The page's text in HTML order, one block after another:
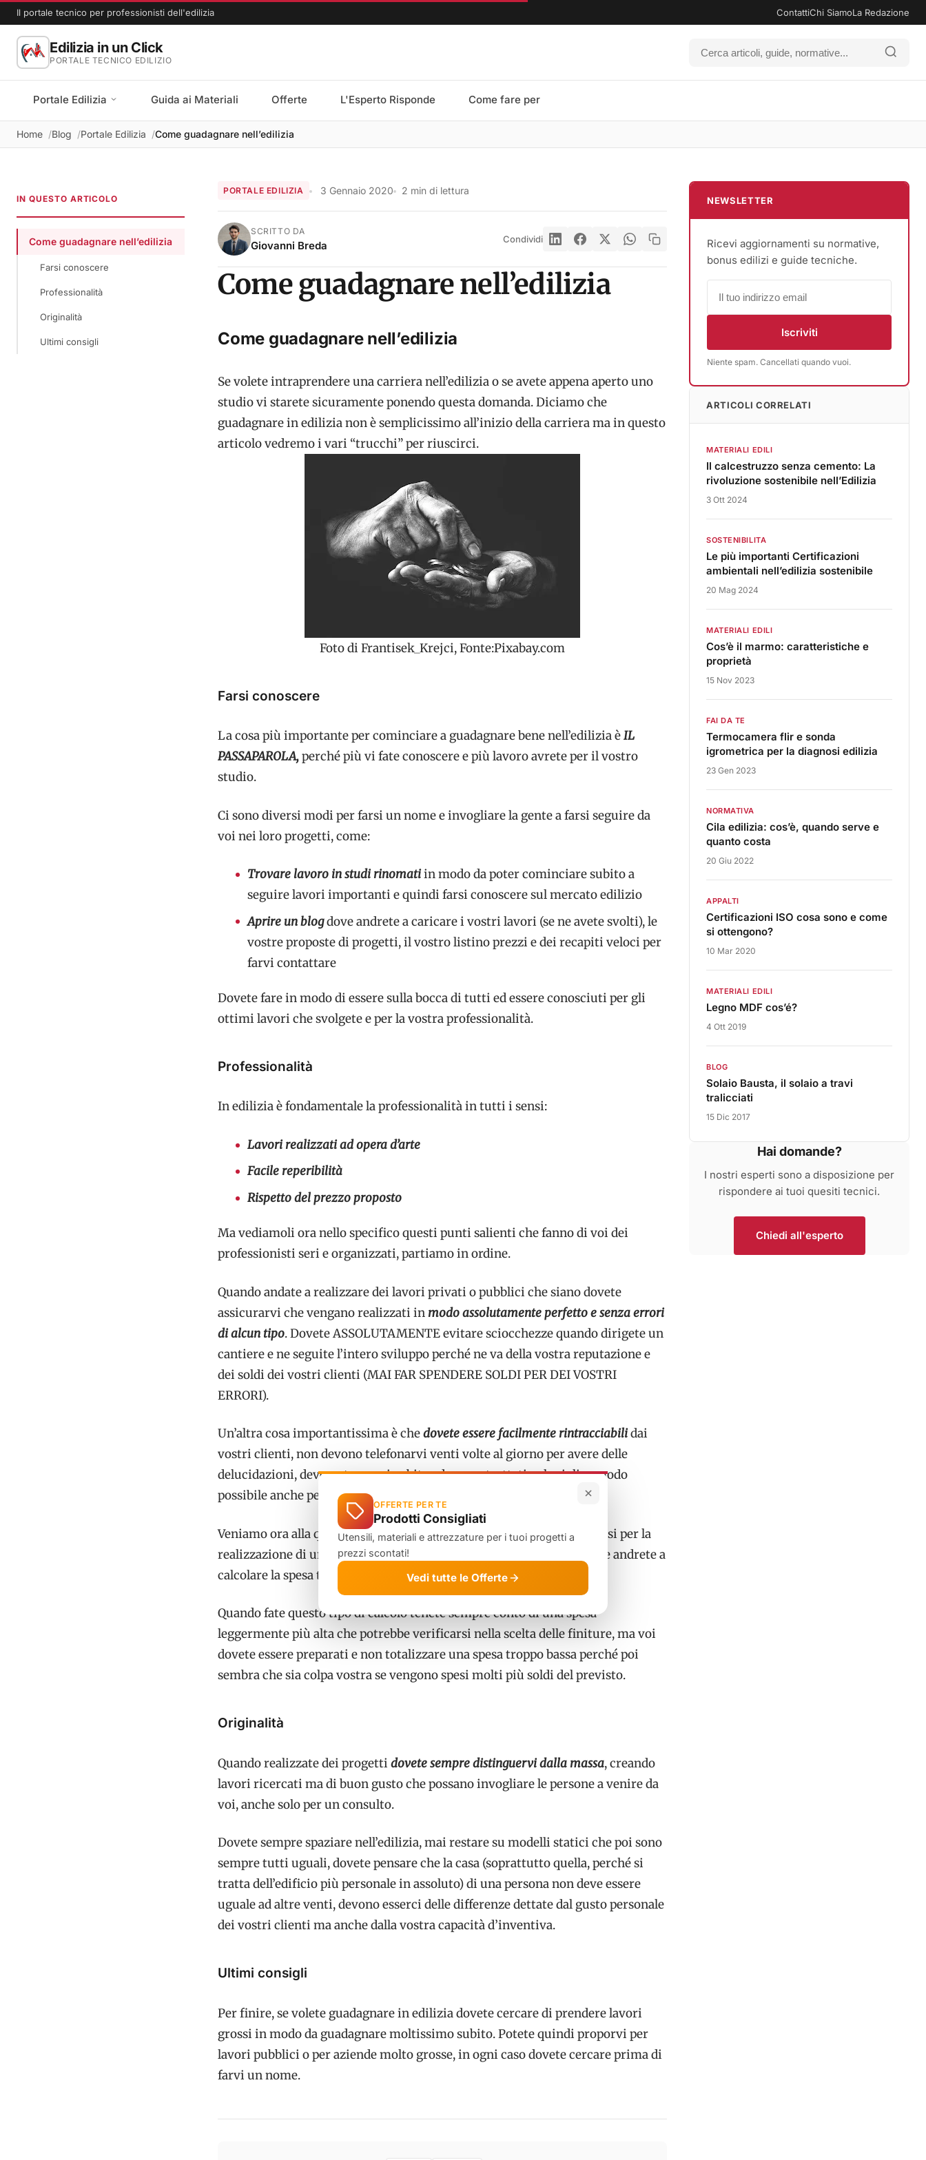
Il portale tecnico per professionisti dell'edilizia ContattiChi SiamoLa Redazione
Edilizia in un Click
PORTALE TECNICO EDILIZIO
Portale Edilizia Guida ai Materiali Offerte L'Esperto Risponde Come fare per
Home Blog Portale Edilizia Come guadagnare nell’edilizia
IN QUESTO ARTICOLO
Come guadagnare nell’edilizia
Farsi conoscere
Professionalità
Originalità
Ultimi consigli
PORTALE EDILIZIA 3 Gennaio 2020 2 min di lettura
SCRITTO DA
Giovanni Breda Condividi
Come guadagnare nell’edilizia
Come guadagnare nell’edilizia
Se volete intraprendere una carriera nell’edilizia o se avete appena aperto uno
studio vi starete sicuramente ponendo questa domanda. Diciamo che
guadagnare in edilizia non è semplicissimo all’inizio della carriera ma in questo
articolo vedremo i vari “trucchi” per riuscirci.
Foto di Frantisek_Krejci, Fonte:Pixabay.com
Farsi conoscere
La cosa più importante per cominciare a guadagnare bene nell’edilizia èIL
PASSAPAROLA,perché più vi fate conoscere e più lavoro avrete per il vostro
studio.
Ci sono diversi modi per farsi un nome e invogliare la gente a farsi seguire da
voi nei loro progetti, come:
Trovare lavoro in studi rinomatiin modo da poter cominciare subito a
seguire lavori importanti e quindi farsi conoscere sul mercato edilizio
Aprire un blogdove andrete a caricare i vostri lavori (se ne avete svolti), le
vostre proposte di progetti, il vostro listino prezzi e dei recapiti veloci per
farvi contattare
Dovete fare in modo di essere sulla bocca di tutti ed essere conosciuti per gli
ottimi lavori che svolgete e per la vostra professionalità.
Professionalità
In edilizia è fondamentale la professionalità in tutti i sensi:
Lavori realizzati ad opera d’arte
Facile reperibilità
Rispetto del prezzo proposto
Ma vediamoli ora nello specifico questi punti salienti che fanno di voi dei
professionisti seri e organizzati, partiamo in ordine.
Quando andate a realizzare dei lavori privati o pubblici che siano dovete
assicurarvi che vengano realizzati inmodo assolutamente perfetto e senza errori
di alcun tipo. Dovete ASSOLUTAMENTE evitare sciocchezze quando dirigete un
cantiere e ne seguite l’intero sviluppo perché ne va della vostra reputazione e
dei soldi dei vostri clienti (MAI FAR SPENDERE SOLDI PER DEI VOSTRI
ERRORI).
Un’altra cosa importantissima è chedovete essere facilmente rintracciabilidai
vostri clienti, non devono telefonarvi venti volte al giorno per avere delle
delucidazioni, devono trovarvi subito ed essere trattati nel miglior modo
possibile anche perché VI STANNO PAGANDO LORO.
Veniamo ora alla questione soldi, infatti quando verranno ad accordarsi per la
realizzazione di un progetto dovrete redarre un
dove andrete a
calcolare la spesa totale.
Quando fate questo tipo di calcolo tenete sempre conto di una spesa
leggermente più alta che potrebbe verificarsi nella scelta delle finiture, ma voi
dovete essere preparati e non totalizzare una spesa troppo bassa perché poi
sembra che sia colpa vostra se vengono spesi molti più soldi del previsto.
Originalità
Quando realizzate dei progetti dovete sempre distinguervi dalla massa, creando
lavori ricercati ma di buon gusto che possano invogliare le persone a venire da
voi, anche solo per un consulto.
Dovete sempre spaziare nell’edilizia, mai restare su modelli statici che poi sono
sempre tutti uguali, dovete pensare che la casa (soprattutto quella, perché si
tratta dell’edificio più personale in assoluto) di una persona non deve essere
uguale ad altre venti, devono esserci delle differenze dettate dal gusto personale
dei vostri clienti ma anche dalla vostra capacità d’inventiva.
Ultimi consigli
Per finire, se volete guadagnare in edilizia dovete cercare di prendere lavori
grossi in modo da guadagnare moltissimo subito. Potete quindi proporvi per
lavori pubblici o per aziende molto grosse, in ogni caso dovete cercare prima di
farvi un nome.
NEWSLETTER
Ricevi aggiornamenti su normative,
bonus edilizi e guide tecniche.
Iscriviti
Niente spam. Cancellati quando vuoi.
ARTICOLI CORRELATI
MATERIALI EDILI
Il calcestruzzo senza cemento: La
rivoluzione sostenibile nell’Edilizia
3 Ott 2024
SOSTENIBILITA
Le più importanti Certificazioni
ambientali nell’edilizia sostenibile
20 Mag 2024
MATERIALI EDILI
Cos’è il marmo: caratteristiche e
proprietà
15 Nov 2023
FAI DA TE
Termocamera flir e sonda
igrometrica per la diagnosi edilizia
23 Gen 2023
NORMATIVA
Cila edilizia: cos’è, quando serve e
quanto costa
20 Giu 2022
APPALTI
Certificazioni ISO cosa sono e come
si ottengono?
10 Mar 2020
MATERIALI EDILI
Legno MDF cos’é?
4 Ott 2019
BLOG
Solaio Bausta, il solaio a travi
tralicciati
15 Dic 2017
Hai domande?
I nostri esperti sono a disposizione per
rispondere ai tuoi quesiti tecnici.
Chiedi all'esperto
OFFERTE PER TE
Prodotti Consigliati
Utensili, materiali e attrezzature per i tuoi progetti a
prezzi scontati!
Vedi tutte le Offerte